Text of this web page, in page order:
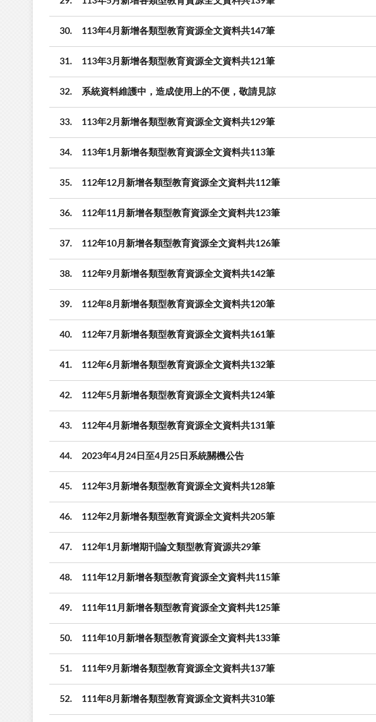
30 113年4月新增各類型教育資源全文資料共147筆
31 113年3月新增各類型教育資源全文資料共121筆
32 系統資料維護中，造成使用上的不便，敬請見諒
33 113年2月新增各類型教育資源全文資料共129筆
34 113年1月新增各類型教育資源全文資料共113筆
35 112年12月新增各類型教育資源全文資料共112筆
36 112年11月新增各類型教育資源全文資料共123筆
37 112年10月新增各類型教育資源全文資料共126筆
38 112年9月新增各類型教育資源全文資料共142筆
39 112年8月新增各類型教育資源全文資料共120筆
40 112年7月新增各類型教育資源全文資料共161筆
41 112年6月新增各類型教育資源全文資料共132筆
42 112年5月新增各類型教育資源全文資料共124筆
43 112年4月新增各類型教育資源全文資料共131筆
44 2023年4月24日至4月25日系統關機公告
45 112年3月新增各類型教育資源全文資料共128筆
46 112年2月新增各類型教育資源全文資料共205筆
47 112年1月新增期刊論文類型教育資源共29筆
48 111年12月新增各類型教育資源全文資料共115筆
49 111年11月新增各類型教育資源全文資料共125筆
50 111年10月新增各類型教育資源全文資料共133筆
51 111年9月新增各類型教育資源全文資料共137筆
52 111年8月新增各類型教育資源全文資料共310筆